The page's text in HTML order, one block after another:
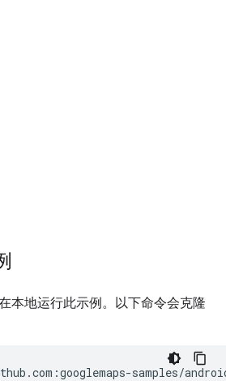
本地运行此示例。以下命令会克隆
samples/